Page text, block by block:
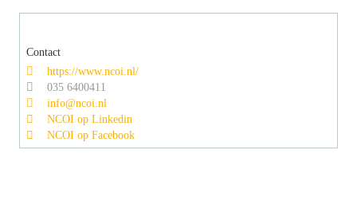
Contact
https://www.ncoi.nl/
035 6400411
info@ncoi.nl
NCOI op Linkedin
NCOI op Facebook